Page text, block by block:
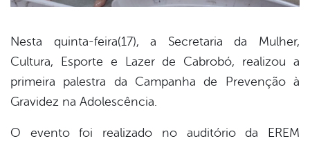
Nesta quinta-feira(17), a Secretaria da Mulher,
Cultura, Esporte e Lazer de Cabrobó, realizou a
primeira palestra da Campanha de Prevenção à
Gravidez na Adolescência.
O evento foi realizado no auditório da EREM